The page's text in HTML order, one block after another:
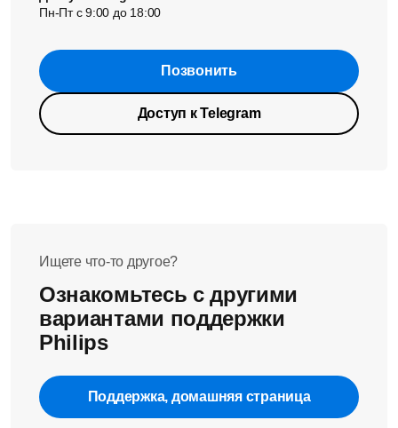
Пн-Пт с 9:00 до 18:00
Позвонить
Доступ к Telegram
Ищете что-то другое?
Ознакомьтесь с другими
вариантами поддержки
Philips
Поддержка, домашняя страница